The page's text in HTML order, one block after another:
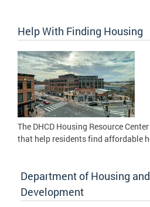
Help With Finding Housing
The DHCD Housing Resource
that help residents find affordable
Department of Housing
Development